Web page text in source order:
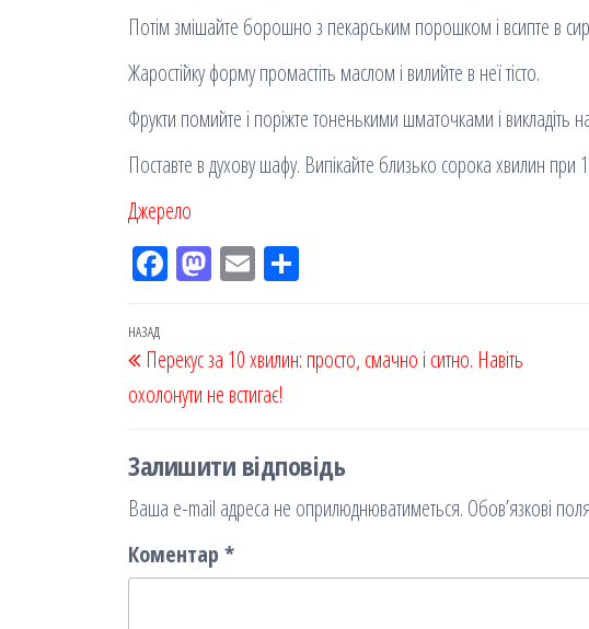
Потім змішайте борошно з пекарським порошком і всипте в
Жаростійку форму промастіть маслом і вилийте в неї тісто.
Фрукти помийте і поріжте тоненькими шматочками і викладіть
Поставте в духову шафу. Випікайте близько сорока хвилин при
Джерело
Fac
k
M
on
Em
ис
Навігація
записів
Попередній
запис
НАЗАД
Перекус за 10 хвилин: просто, смачно і ситно. Навіть
охолонути не встигає!
Залишити відповідь
Ваша e-mail адреса не оприлюднюватиметься. Обов’язкові
Коментар *